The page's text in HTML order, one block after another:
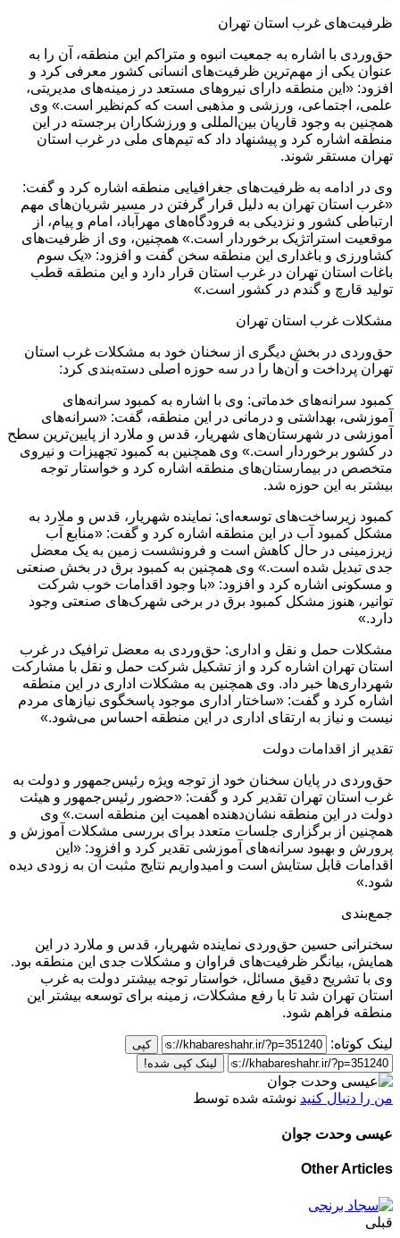
ظرفیت‌های غرب استان تهران
حق‌وردی با اشاره به جمعیت انبوه و متراکم این منطقه، آن را به
عنوان یکی از مهم‌ترین ظرفیت‌های انسانی کشور معرفی کرد و
افزود: «این منطقه دارای نیروهای مستعد در زمینه‌های مدیریتی،
علمی، اجتماعی، ورزشی و مذهبی است که کم‌نظیر است.» وی
همچنین به وجود قاریان بین‌المللی و ورزشکاران برجسته در این
منطقه اشاره کرد و پیشنهاد داد که تیم‌های ملی در غرب استان
تهران مستقر شوند.
وی در ادامه به ظرفیت‌های جغرافیایی منطقه اشاره کرد و گفت:
«غرب استان تهران به دلیل قرار گرفتن در مسیر شریان‌های مهم
ارتباطی کشور و نزدیکی به فرودگاه‌های مهرآباد، امام و پیام، از
موقعیت استراتژیک برخوردار است.» همچنین، وی از ظرفیت‌های
کشاورزی و باغداری این منطقه سخن گفت و افزود: «یک سوم
باغات استان تهران در غرب استان قرار دارد و این منطقه قطب
تولید قارچ و گندم در کشور است.»
مشکلات غرب استان تهران
حق‌وردی در بخش دیگری از سخنان خود به مشکلات غرب استان
تهران پرداخت و آن‌ها را در سه حوزه اصلی دسته‌بندی کرد:
کمبود سرانه‌های خدماتی: وی با اشاره به کمبود سرانه‌های
آموزشی، بهداشتی و درمانی در این منطقه، گفت: «سرانه‌های
آموزشی در شهرستان‌های شهریار، قدس و ملارد از پایین‌ترین سطح
در کشور برخوردار است.» وی همچنین به کمبود تجهیزات و نیروی
متخصص در بیمارستان‌های منطقه اشاره کرد و خواستار توجه
بیشتر به این حوزه شد.
کمبود زیرساخت‌های توسعه‌ای: نماینده شهریار، قدس و ملارد به
مشکل کمبود آب در این منطقه اشاره کرد و گفت: «منابع آب
زیرزمینی در حال کاهش است و فرونشست زمین به یک معضل
جدی تبدیل شده است.» وی همچنین به کمبود برق در بخش صنعتی
و مسکونی اشاره کرد و افزود: «با وجود اقدامات خوب شرکت
توانیر، هنوز مشکل کمبود برق در برخی شهرک‌های صنعتی وجود
دارد.»
مشکلات حمل و نقل و اداری: حق‌وردی به معضل ترافیک در غرب
استان تهران اشاره کرد و از تشکیل شرکت حمل و نقل با مشارکت
شهرداری‌ها خبر داد. وی همچنین به مشکلات اداری در این منطقه
اشاره کرد و گفت: «ساختار اداری موجود پاسخگوی نیازهای مردم
نیست و نیاز به ارتقای اداری در این منطقه احساس می‌شود.»
تقدیر از اقدامات دولت
حق‌وردی در پایان سخنان خود از توجه ویژه رئیس‌جمهور و دولت به
غرب استان تهران تقدیر کرد و گفت: «حضور رئیس‌جمهور و هیئت
دولت در این منطقه نشان‌دهنده اهمیت این منطقه است.» وی
همچنین از برگزاری جلسات متعدد برای بررسی مشکلات آموزش و
پرورش و بهبود سرانه‌های آموزشی تقدیر کرد و افزود: «این
اقدامات قابل ستایش است و امیدواریم نتایج مثبت آن به زودی دیده
شود.»
جمع‌بندی
سخنرانی حسین حق‌وردی نماینده شهریار، قدس و ملارد در این
همایش، بیانگر ظرفیت‌های فراوان و مشکلات جدی این منطقه بود.
وی با تشریح دقیق مسائل، خواستار توجه بیشتر دولت به غرب
استان تهران شد تا با رفع مشکلات، زمینه برای توسعه بیشتر این
منطقه فراهم شود.
لینک کوتاه:
کپی
لینک کپی شده!
من را دنبال کنید نوشته شده توسط
عیسی وحدت جوان
Other Articles
قبلی